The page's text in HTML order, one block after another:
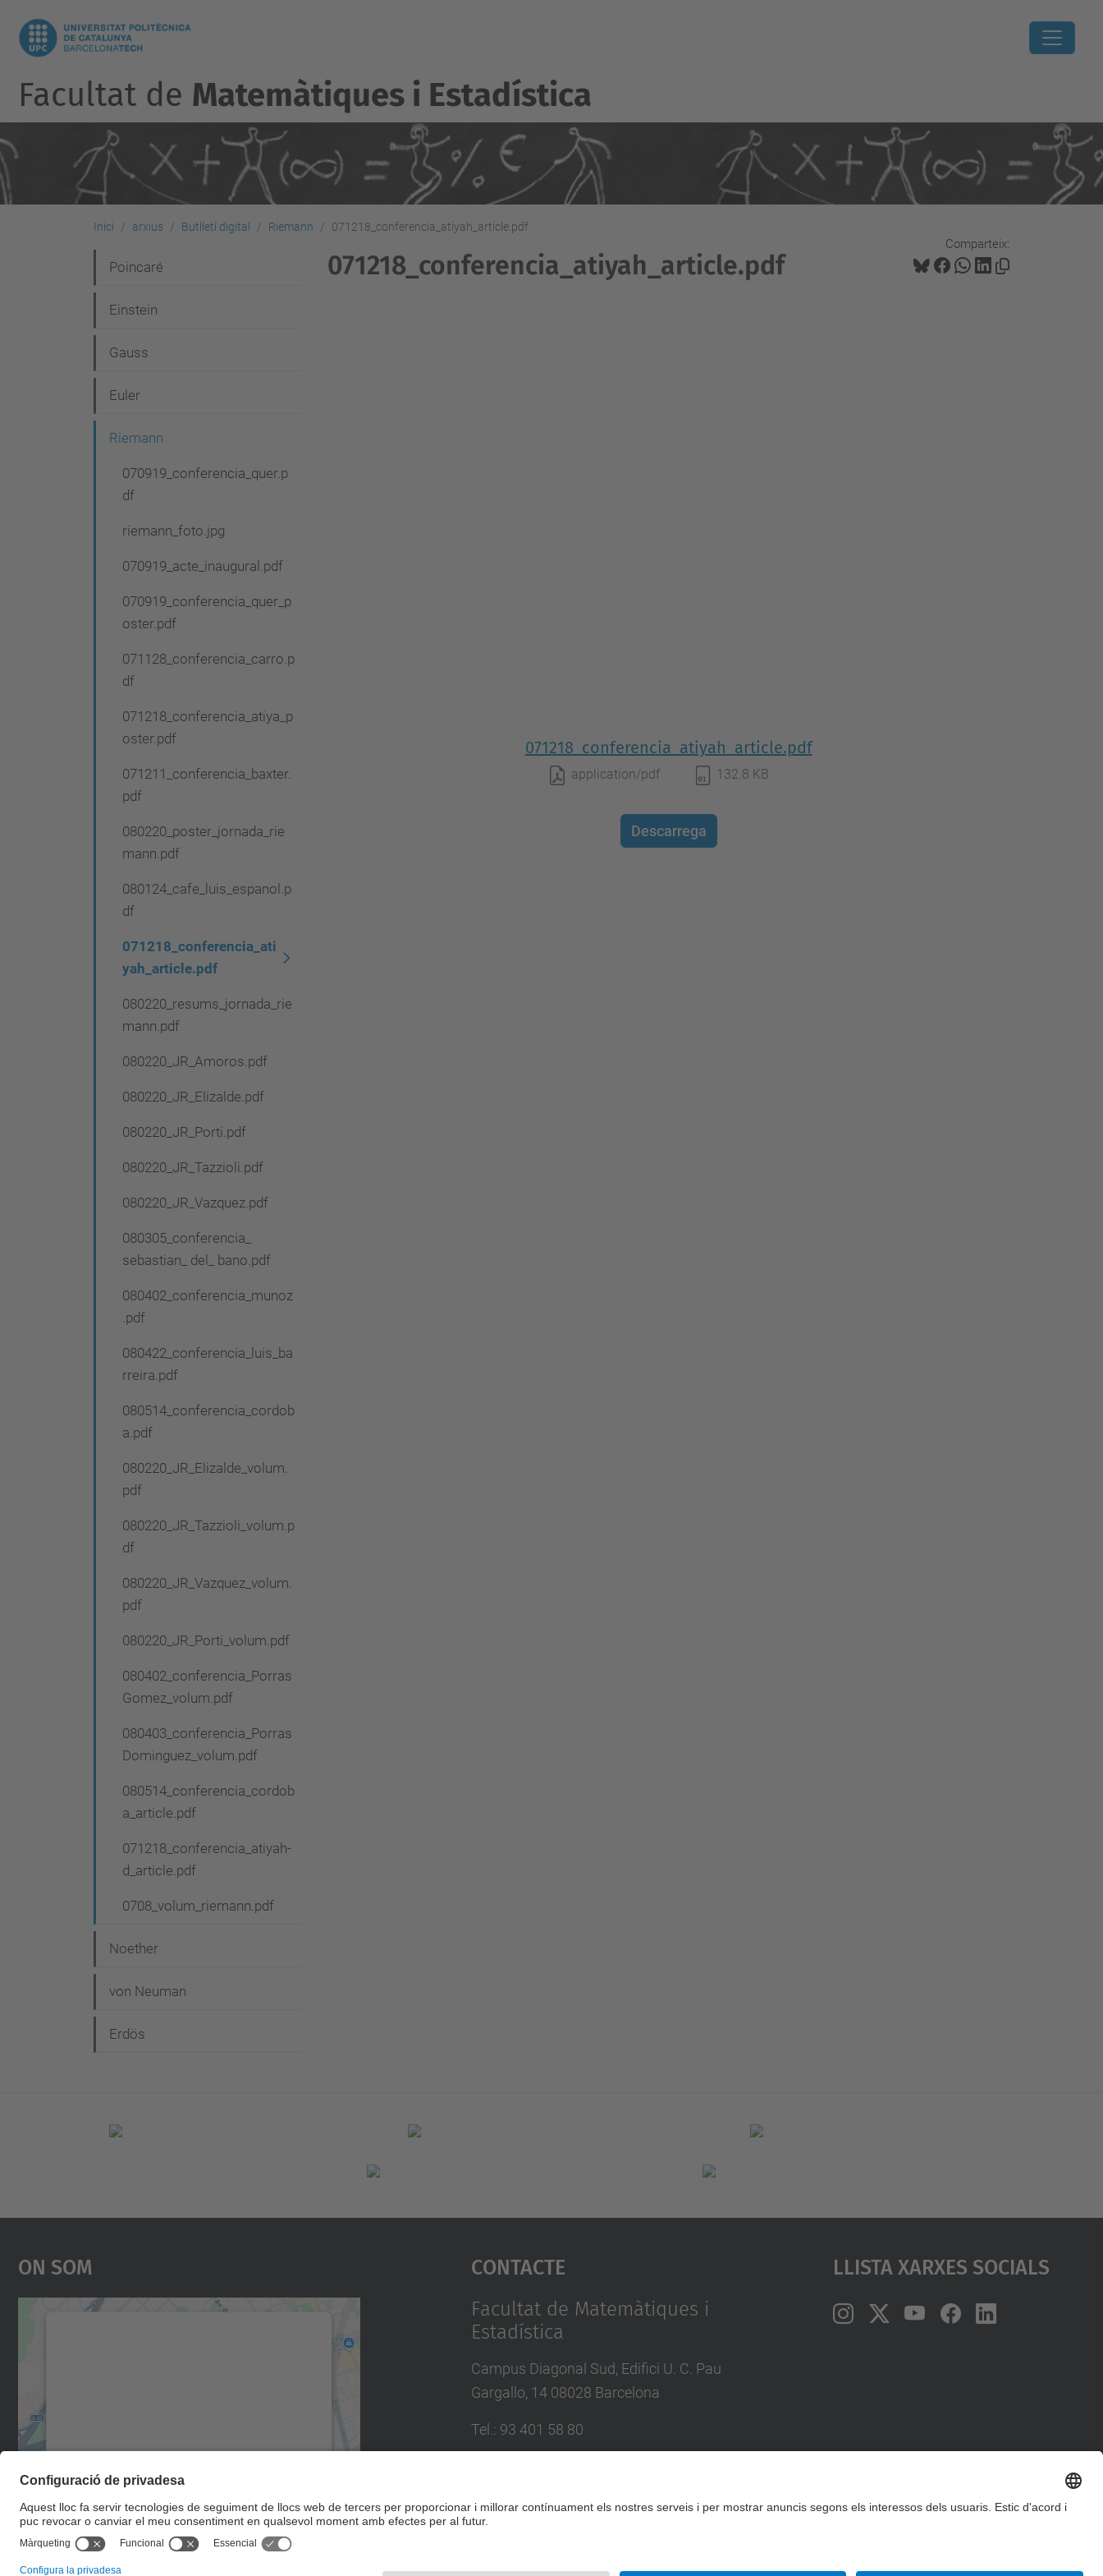
Facultat de Matemàtiques i Estadí­stica
Inici arxius Butlletí digital Riemann 071218_conferencia_atiyah_article.pdf
Comparteix:
071218_conferencia_atiyah_article.pdf
071218_conferencia_atiyah_article.pdf
application/pdf 132.8 KB
Descarrega
a
v
g
a
Poincaré
Einstein
Gauss
Euler
Riemann
070919_conferencia_quer.p
df
riemann_foto.jpg
070919_acte_inaugural.pdf
070919_conferencia_quer_p
oster.pdf
071128_conferencia_carro.p
df
071218_conferencia_atiya_p
oster.pdf
071211_conferencia_baxter.
pdf
080220_poster_jornada_rie
mann.pdf
080124_cafe_luis_espanol.p
df
071218_conferencia_ati
yah_article.pdf
080220_resums_jornada_rie
mann.pdf
080220_JR_Amoros.pdf
080220_JR_Elizalde.pdf
080220_JR_Porti.pdf
080220_JR_Tazzioli.pdf
080220_JR_Vazquez.pdf
080305_conferencia_
sebastian_ del_ bano.pdf
080402_conferencia_munoz
.pdf
080422_conferencia_luis_ba
rreira.pdf
080514_conferencia_cordob
a.pdf
080220_JR_Elizalde_volum.
pdf
080220_JR_Tazzioli_volum.p
df
080220_JR_Vazquez_volum.
pdf
080220_JR_Porti_volum.pdf
080402_conferencia_Porras
Gomez_volum.pdf
080403_conferencia_Porras
Dominguez_volum.pdf
080514_conferencia_cordob
a_article.pdf
071218_conferencia_atiyah-
d_article.pdf
0708_volum_riemann.pdf
Noether
von Neuman
Erdös
On Som
Més Informació
Accepta
powered by
Usercentrics Consent
Contacte
Facultat de Matemàtiques i
Estadística
Campus Diagonal Sud, Edifici U. C. Pau
Gargallo, 14 08028 Barcelona
Tel. : 93 401 58 80
Formulari de contacte
Llista Xarxes Socials